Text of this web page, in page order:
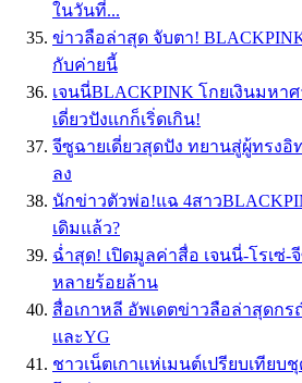
ในวันที่...
ข่าวลือล่าสุด จับตา!
กับค่ายนี้
เจนนี่BLACKPINK โกยเงินมหา
เดี่ยวปังเเกก็เริ่ดเกิน!
จีซูฉายเดี่ยวสุดปัง ทยานสู่ผู้ทรงอิ
ลง
นักข่าวตัวพ่อ!แฉ 4สาว
เดิมแล้ว?
ฉ่ำสุด! เปิดมูลค่าสื่อ เจนนี่-โรเซ่-
หลายร้อยล้าน
สื่อเกาหลี อัพเดตข่าวลือล่าสุดก
และYG
ชาวเน็ตเกาเเห่เมนต์เปรียบเทีย